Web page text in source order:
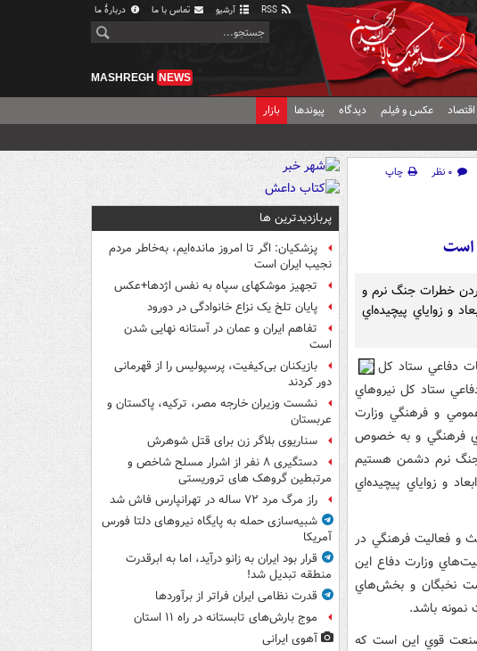
آرشیو تماس با ما دربارهٔ ما
MASHREGH NEWS
اقتصاد عکس و فیلم دیدگاه پیوندها بازار
۰ نظر
چاپ
است
خطرات جنگ نرم و
و زواياي پيچيده‌اي
دفاعي ستاد کل
ستاد کل نيروهاي
و فرهنگي وزارت
فرهنگي و به خصوص
نرم دشمن هستيم
و زواياي پيچيده‌اي
و فعاليت فرهنگي در
وزارت دفاع اين
نخبگان و بخش‌هاي
باشد.
صنعت قوي اين است که
پربازدیدترین ها
پزشکیان: اگر تا امروز مانده‌ایم، به‌خاطر مردم
نجیب ایران است
تجهیز موشکهای سپاه به نفس اژدها+عکس
پایان تلخ یک نزاع خانوادگی در دورود
تفاهم ایران و عمان در آستانه نهایی شدن
است
بازیکنان بی‌کیفیت، پرسپولیس را از قهرمانی
دور کردند
نشست وزیران خارجه مصر، ترکیه، پاکستان و
عربستان
سناریوی بلاگر زن برای قتل شوهرش
دستگیری ۸ نفر از اشرار مسلح شاخص و
مرتبطین گروهک های تروریستی
راز مرگ مرد ۷۲ ساله در تهرانپارس فاش شد
شبیه‌سازی حمله به پایگاه نیروهای دلتا فورس
آمریکا
قرار بود ایران به زانو درآید، اما به ابرقدرت
منطقه تبدیل شد!
قدرت نظامی ایران فراتر از برآوردها
موج بارش‌های تابستانه در راه ۱۱ استان
آهوی ایرانی